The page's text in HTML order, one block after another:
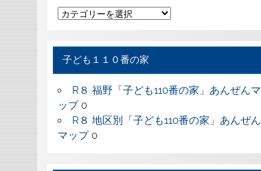
カ
テ
子ども１１０番の家
R８ 福野「子ども110番の家」あんぜんマ
ップ0
R８ 地区別「子ども110番の家」あんぜん
マップ0